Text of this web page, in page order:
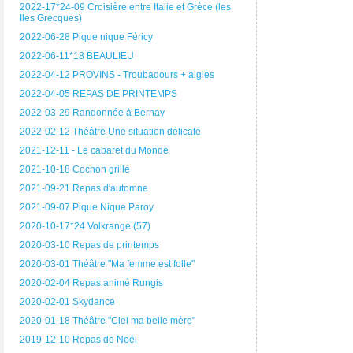
2022-17*24-09 Croisière entre Italie et Grèce (les
Iles Grecques)
2022-06-28 Pique nique Féricy
2022-06-11*18 BEAULIEU
2022-04-12 PROVINS - Troubadours + aigles
2022-04-05 REPAS DE PRINTEMPS
2022-03-29 Randonnée à Bernay
2022-02-12 Théâtre Une situation délicate
2021-12-11 - Le cabaret du Monde
2021-10-18 Cochon grillé
2021-09-21 Repas d'automne
2021-09-07 Pique Nique Paroy
2020-10-17*24 Volkrange (57)
2020-03-10 Repas de printemps
2020-03-01 Théâtre "Ma femme est folle"
2020-02-04 Repas animé Rungis
2020-02-01 Skydance
2020-01-18 Théâtre "Ciel ma belle mère"
2019-12-10 Repas de Noël